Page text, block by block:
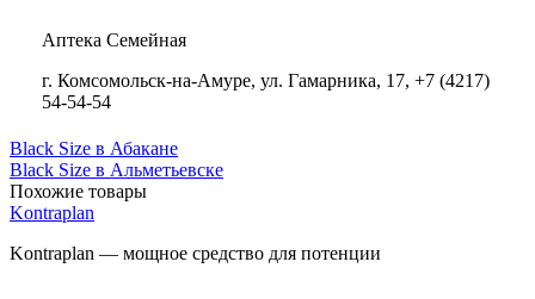
Аптека Семейная
г. Комсомольск-на-Амуре, ул. Гамарника, 17, +7 (4217)
54-54-54
Black Size в Абакане
Black Size в Альметьевске
Похожие товары
Kontraplan
Kontraplan — мощное средство для потенции